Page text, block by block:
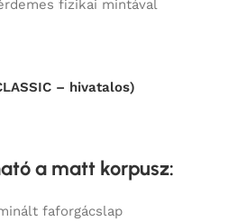
fizikai mintával
– hivatalos)
a matt korpusz:
faforgácslap